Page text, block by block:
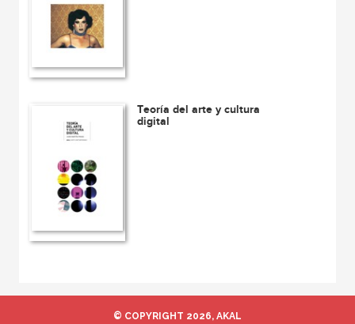
Teoría del arte y cultura
digital
© COPYRIGHT 2026, AKAL